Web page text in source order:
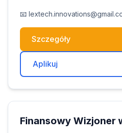
📧
Szczegóły
Aplikuj
Finansowy Wizjoner